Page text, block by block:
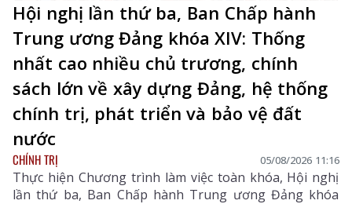
Hội nghị lần thứ ba, Ban Chấp hành
Trung ương Đảng khóa XIV: Thống
nhất cao nhiều chủ trương, chính
sách lớn về xây dựng Đảng, hệ thống
chính trị, phát triển và bảo vệ đất
nước
CHÍNH TRỊ 05/08/2026 11:16
Thực hiện Chương trình làm việc toàn khóa, Hội nghị
lần thứ ba, Ban Chấp hành Trung ương Đảng khóa